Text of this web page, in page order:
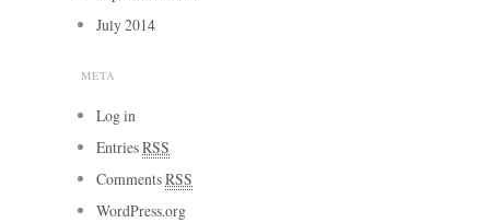
July 2014
META
Log in
EntriesRSS
CommentsRSS
WordPress.org